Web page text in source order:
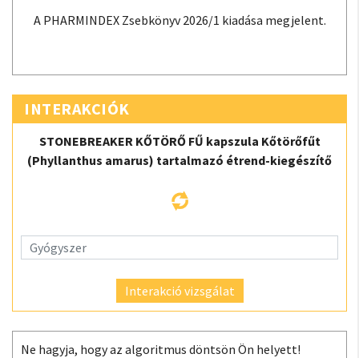
A PHARMINDEX Zsebkönyv 2026/1 kiadása megjelent.
INTERAKCIÓK
STONEBREAKER KŐTÖRŐ FŰ kapszula Kőtörőfűt
(Phyllanthus amarus) tartalmazó étrend-kiegészítő
Interakció vizsgálat
Ne hagyja, hogy az algoritmus döntsön Ön helyett!